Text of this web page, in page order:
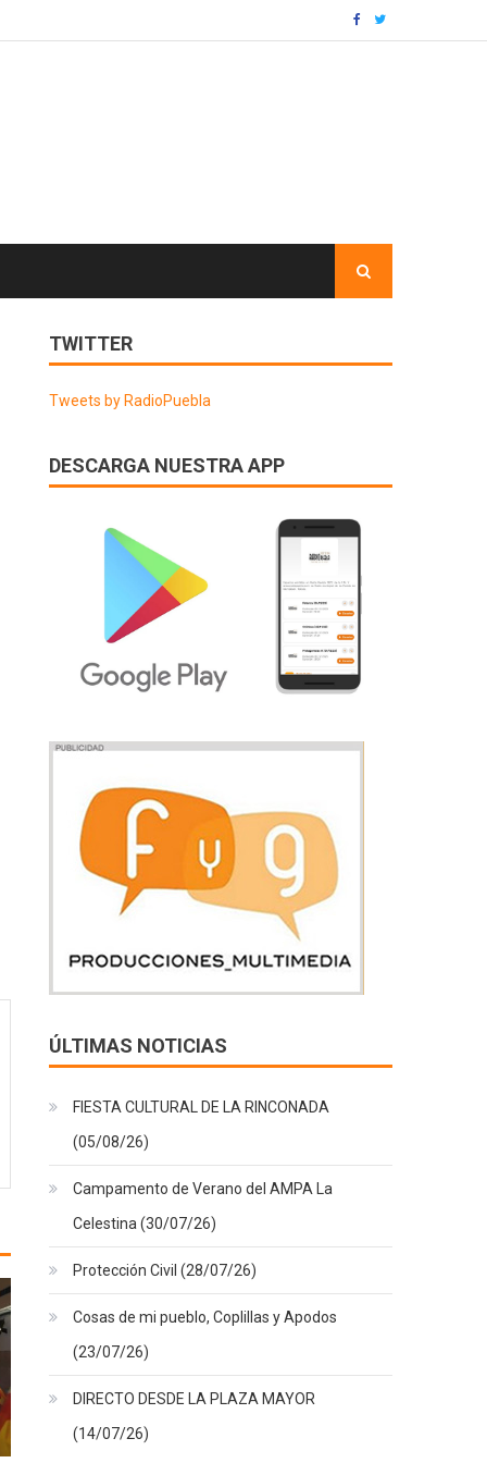
TWITTER
Tweets by RadioPuebla
DESCARGA NUESTRA APP
ÚLTIMAS NOTICIAS
FIESTA CULTURAL DE LA RINCONADA
(05/08/26)
Campamento de Verano del AMPA La
Celestina (30/07/26)
Protección Civil (28/07/26)
Cosas de mi pueblo, Coplillas y Apodos
(23/07/26)
DIRECTO DESDE LA PLAZA MAYOR
(14/07/26)